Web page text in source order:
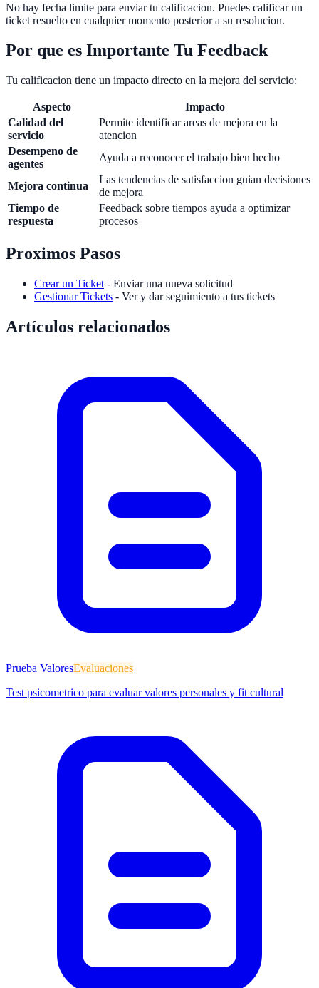
No hay fecha limite para enviar tu calificacion. Puedes calificar un
ticket resuelto en cualquier momento posterior a su resolucion.
Por que es Importante Tu Feedback
Tu calificacion tiene un impacto directo en la mejora del servicio:
Aspecto
Impacto
Calidad del
servicio
Permite identificar areas de mejora en la
atencion
Desempeno de
agentes
Ayuda a reconocer el trabajo bien hecho
Mejora continua
Las tendencias de satisfaccion guian decisiones
de mejora
Tiempo de
respuesta
Feedback sobre tiempos ayuda a optimizar
procesos
Proximos Pasos
Crear un Ticket - Enviar una nueva solicitud
Gestionar Tickets - Ver y dar seguimiento a tus tickets
Artículos relacionados
Prueba ValoresEvaluaciones
Test psicometrico para evaluar valores personales y fit cultural